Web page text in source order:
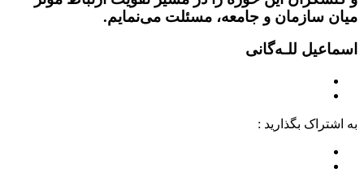
میان سازمان و جامعه، مسئلت می‌نمایم.
اسماعیل للـه‌گانی
به اشتراک بگذارید :